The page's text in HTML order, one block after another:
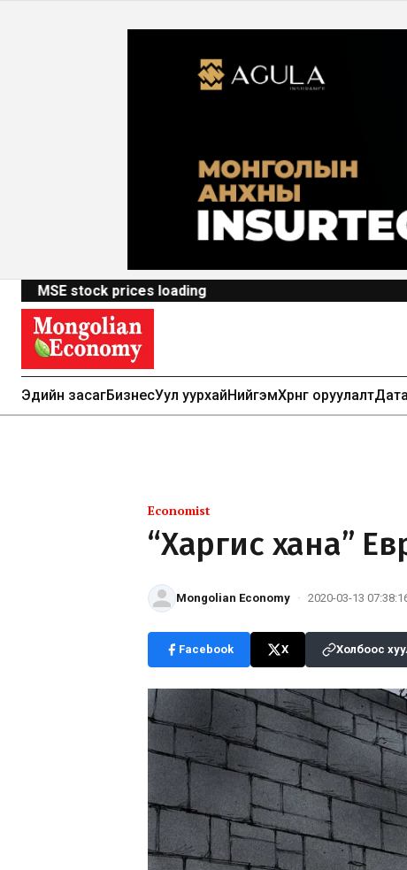
MSE stock prices loading
Эдийн засагБизнесУул уурхайНийгэмХөрөнгө оруулалтДата
Economist
“Харгис хана”
Mongolian Economy · 2020-03-13
Facebook X Холбоос